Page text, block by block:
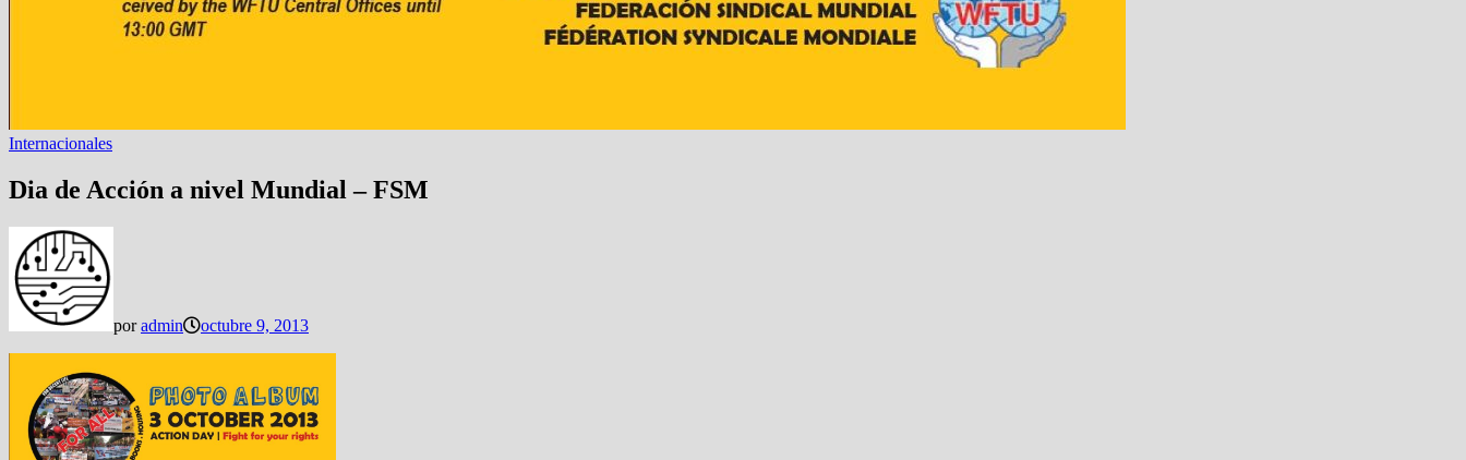
Internacionales
Dia de Acción a nivel Mundial – FSM
poradmin octubre 9, 2013